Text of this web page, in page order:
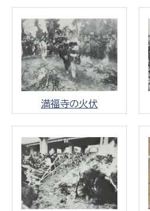
満福寺の火伏